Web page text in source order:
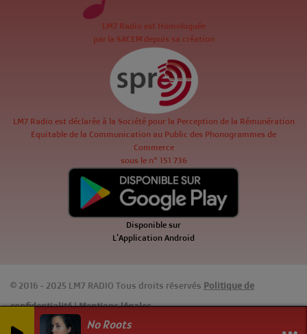
No Roots
LM7 Radio est Homologuée
par la SACEM depuis sa création
LM7 Radio est déclarée à la Société pour la Perception de la Rémunération
Equitable de la Communication au Public des Phonogrammes de
Commerce
sous le n° 151 736
Disponible sur
L'Application Android
© 2016 - 2025 LM7 RADIO Tous droits réservés Politique de
confidentialité|Mentions légales